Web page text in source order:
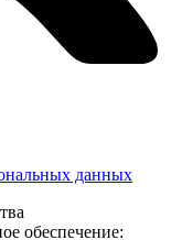
данных
обеспечение: